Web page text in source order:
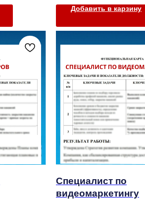
Добавить в карзину
Специалист по
видеомаркетингу